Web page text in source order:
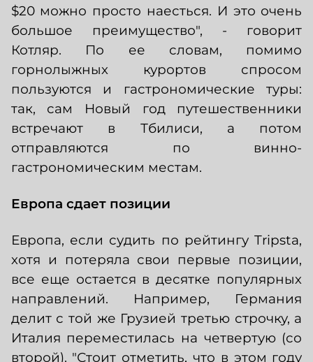
$20 можно просто наесться. И это очень
большое преимущество", - говорит
Котляр. По ее словам, помимо
горнолыжных курортов спросом
пользуются и гастрономические туры:
так, сам Новый год путешественники
встречают в Тбилиси, а потом
отправляются по винно-
гастрономическим местам.
Европа сдает позиции
Европа, если судить по рейтингу Tripsta,
хотя и потеряла свои первые позиции,
все еще остается в десятке популярных
направлений. Например, Германия
делит с той же Грузией третью строчку, а
Италия переместилась на четвертую (со
второй). "Стоит отметить, что в этом году